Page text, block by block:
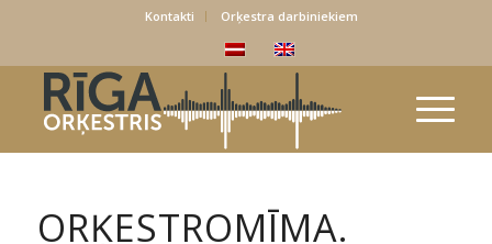
Kontakti Orķestra darbiniekiem
ORĶESTROMĪMA.